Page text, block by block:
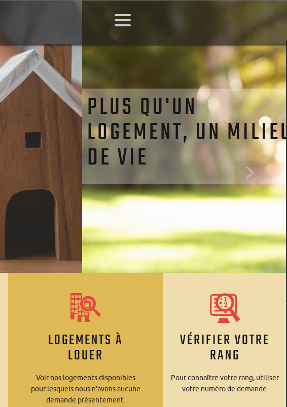
PLUS QU'UN
LOGEMENT, UN
DE VIE
LOGEMENTS À
LOUER
Voir nos logements disponibles
pour lesquels nous n'avons aucune
demande présentement.
VÉRIFIER VOTRE
RANG
Pour connaître votre rang, utiliser
votre numéro de demande.